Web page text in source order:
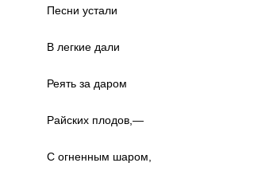
Песни устали
В легкие дали
Реять за даром
Райских плодов,—
С огненным шаром,